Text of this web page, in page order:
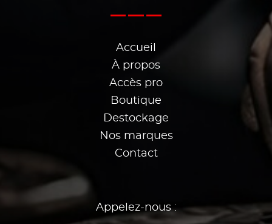
Accueil
À propos
Accès pro
Boutique
Destockage
Nos marques
Contact
Appelez-nous :